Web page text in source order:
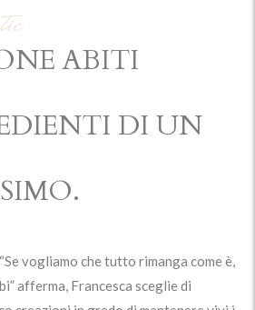
ABITI
DI UN
vogliamo che tutto rimanga come è,
afferma, Francesca sceglie di